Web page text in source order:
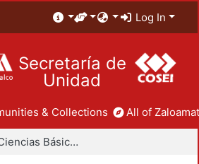
Log In
Secretaría de
Unidad
& Collections All of
División de Ciencias Básicas e Ingeniería